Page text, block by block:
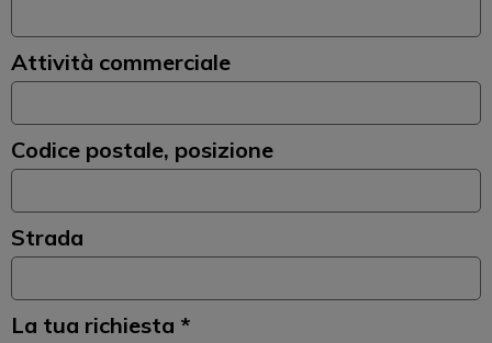
Attività commerciale
Codice postale, posizione
Strada
La tua richiesta *